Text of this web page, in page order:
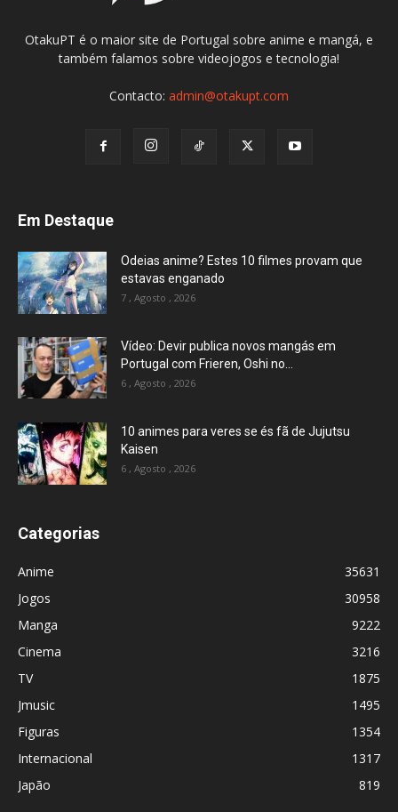
OtakuPT é o maior site de Portugal sobre anime e mangá, e
também falamos sobre videojogos e tecnologia!
Contacto: admin@otakupt.com
Em Destaque
Odeias anime? Estes 10 filmes provam que
estavas enganado
7 , Agosto , 2026
Vídeo: Devir publica novos mangás em
Portugal com Frieren, Oshi no...
6 , Agosto , 2026
10 animes para veres se és fã de Jujutsu
Kaisen
6 , Agosto , 2026
Categorias
Anime
35631
Jogos
30958
Manga
9222
Cinema
3216
TV
1875
Jmusic
1495
Figuras
1354
Internacional
1317
Japão
819